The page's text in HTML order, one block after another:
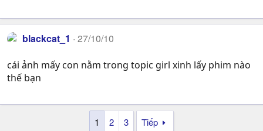
blackcat_1 27/10/10
cái ảnh mấy con nằm trong topic girl xinh lấy phim nào
thế bạn
1 2 3 Tiếp